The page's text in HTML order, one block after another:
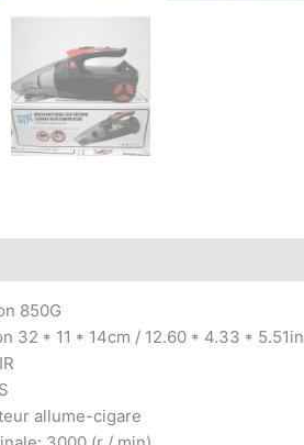
850G
32 * 11 * 14cm / 12.60 * 4.33 * 5.51in
allume-cigare